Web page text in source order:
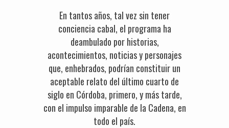
En tantos años, tal vez sin tener
conciencia cabal, el programa ha
deambulado por historias,
acontecimientos, noticias y personajes
que, enhebrados, podrían constituir un
aceptable relato del último cuarto de
siglo en Córdoba, primero, y más tarde,
con el impulso imparable de la Cadena, en
todo el país.